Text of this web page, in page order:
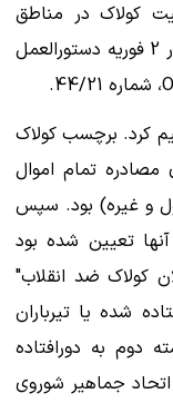
کولاک در مناطق
اشتراکی سازی انجام شود" تصویب کرد، و در 2 فوریه دستورالعمل
کرد. برچسب کولاک
تمام اموال
و غیره) بود. سپس
تعیین شده بود
کولاک ضد انقلاب"
شده یا تیرباران
دوم به دورافتاده
جماهیر شوروی